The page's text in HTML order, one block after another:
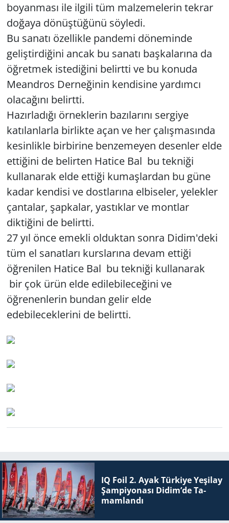
boyanması ile ilgili tüm malzemelerin tekrar
doğaya dönüştüğünü söyledi.
Bu sanatı özellikle pandemi döneminde
geliştirdiğini ancak bu sanatı başkalarına da
öğretmek istediğini belirtti ve bu konuda
Meandros Derneğinin kendisine yardımcı
olacağını belirtti.
Hazırladığı örneklerin bazılarını sergiye
katılanlarla birlikte açan ve her çalışmasında
kesinlikle birbirine benzemeyen desenler elde
ettiğini de belirten Hatice Bal bu tekniği
kullanarak elde ettiği kumaşlardan bu güne
kadar kendisi ve dostlarına elbiseler, yelekler
çantalar, şapkalar, yastıklar ve montlar
diktiğini de belirtti.
27 yıl önce emekli olduktan sonra Didim'deki
tüm el sanatları kurslarına devam ettiği
öğrenilen Hatice Bal bu tekniği kullanarak
bir çok ürün elde edilebileceğini ve
öğrenenlerin bundan gelir elde
edebileceklerini de belirtti.
IQ Foil 2. Ayak Tür­ki­ye Ye­şi­lay
Şam­pi­yo­na­sı Didim’de Ta­
mam­lan­dı